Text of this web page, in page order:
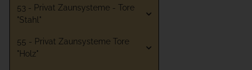
53 - Privat Zaunsysteme - Tore
"Stahl"
55 - Privat Zaunsysteme Tore
"Holz"